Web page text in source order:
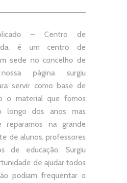
– Centro de
é um centro de
sede no concelho de
página surgiu
servir como base de
o material que fomos
longo dos anos mas
reparamos na grande
de alunos, professores
de educação. Surgiu
de ajudar todos
podiam frequentar o